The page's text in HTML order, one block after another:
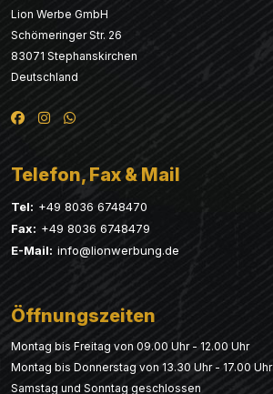
Lion Werbe GmbH
Schömeringer Str. 26
83071 Stephanskirchen
Deutschland
Telefon, Fax & Mail
Tel: +49 8036 6748470
Fax: +49 8036 6748479
E-Mail: info@lionwerbung.de
Öffnungszeiten
Montag bis Freitag von 09.00 Uhr - 12.00 Uhr
Montag bis Donnerstag von 13.30 Uhr - 17.00 Uhr
Samstag und Sonntag geschlossen